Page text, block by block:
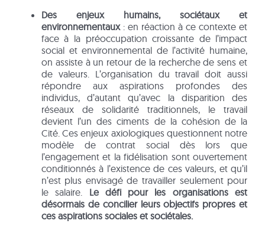
Des enjeux humains, sociétaux et
environnementaux: en réaction à ce contexte et
face à la préoccupation croissante de l’impact
social et environnemental de l’activité humaine,
on assiste à un retour de la recherche de sens et
de valeurs. L’organisation du travail doit aussi
répondre aux aspirations profondes des
individus, d’autant qu’avec la disparition des
réseaux de solidarité traditionnels, le travail
devient l’un des ciments de la cohésion de la
Cité. Ces enjeux axiologiques questionnent notre
modèle de contrat social dès lors que
l’engagement et la fidélisation sont ouvertement
conditionnés à l’existence de ces valeurs, et qu’il
n’est plus envisagé de travailler seulement pour
le salaire. Le défi pour les organisations est
désormais de concilier leurs objectifs propres et
ces aspirations sociales et sociétales.